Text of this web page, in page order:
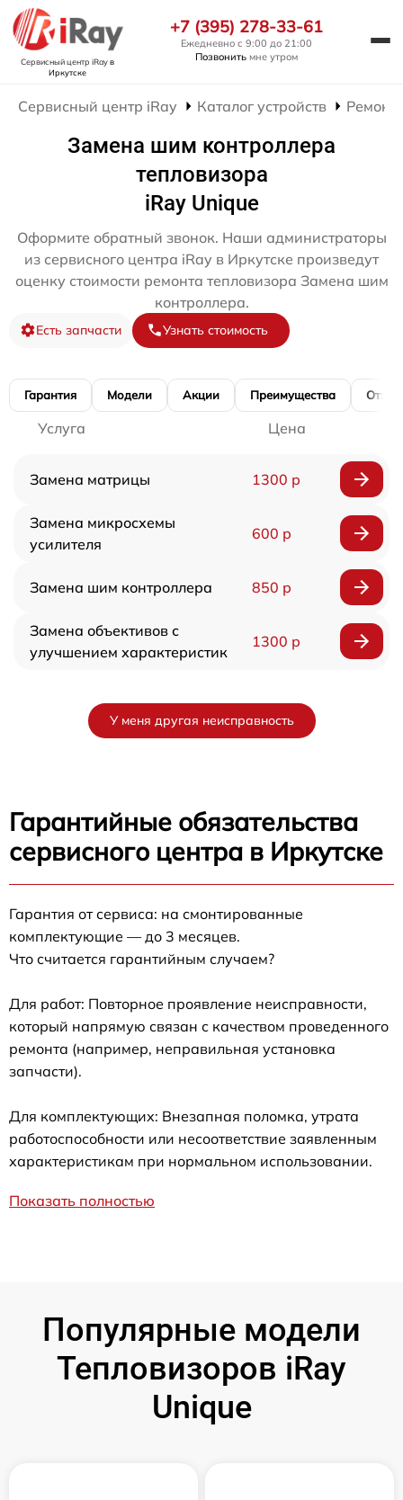
Сервисный центр iRayв
Иркутске
+7 (395) 278-33-61
Ежедневно с 9:00 до 21:00
Позвонить мне утром
Сервисный центр iRay Каталог устройств Ремонт
Замена шим контроллера
тепловизора
iRay Unique
Оформите обратный звонок. Наши администраторы
из сервисного центра iRay в Иркутске произведут
оценку стоимости ремонта тепловизора Замена шим
контроллера.
Есть запчасти Узнать стоимость
Гарантия Модели Акции Преимущества
Услуга Цена
Замена матрицы 1300 р
Замена микросхемы
усилителя
600 р
Замена шим контроллера 850 р
Замена объективов с
улучшением характеристик
1300 р
У меня другая неисправность
Гарантийные обязательства
сервисного центра в Иркутске
Гарантия от сервиса: на смонтированные
комплектующие — до 3 месяцев.
Что считается гарантийным случаем?
Для работ: Повторное проявление неисправности,
который напрямую связан с качеством проведенного
ремонта (например, неправильная установка
запчасти).
Для комплектующих: Внезапная поломка, утрата
работоспособности или несоответствие заявленным
характеристикам при нормальном использовании.
Показать полностью
Популярные модели
Тепловизоров iRay
Unique